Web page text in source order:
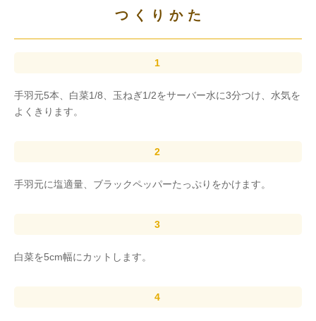
つくりかた
手羽元5本、白菜1/8、玉ねぎ1/2をサーバー水に3分つけ、水気を
よくきります。
手羽元に塩適量、ブラックペッパーたっぷりをかけます。
白菜を5cm幅にカットします。